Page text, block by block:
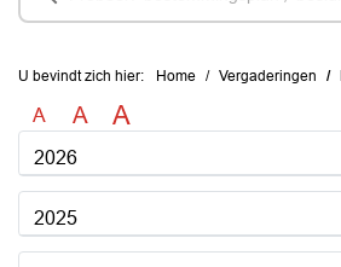
U bevindt zich hier: Home Vergaderingen
A A A
2026
2025